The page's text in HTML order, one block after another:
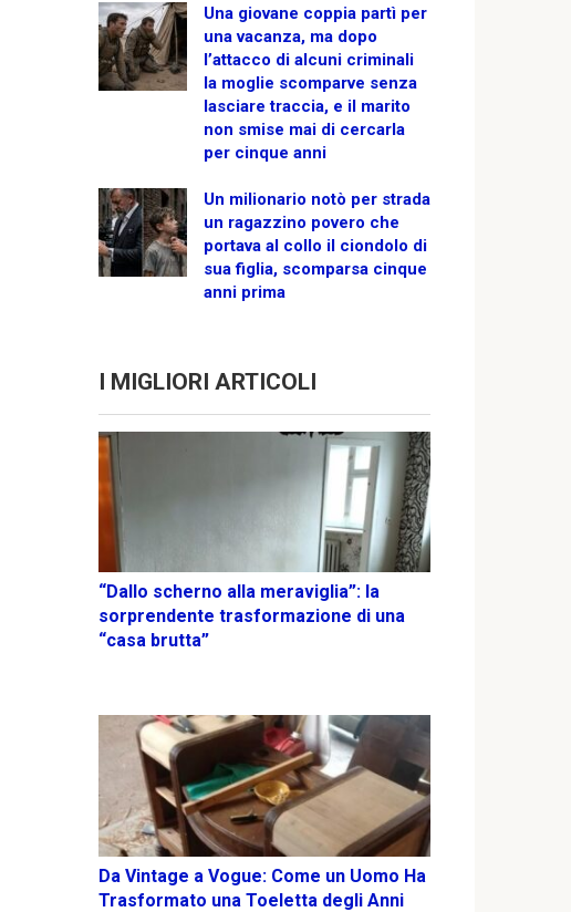
Una giovane coppia partì per
una vacanza, ma dopo
l’attacco di alcuni criminali
la moglie scomparve senza
lasciare traccia, e il marito
non smise mai di cercarla
per cinque anni
Un milionario notò per strada
un ragazzino povero che
portava al collo il ciondolo di
sua figlia, scomparsa cinque
anni prima
I MIGLIORI ARTICOLI
“Dallo scherno alla meraviglia”: la
sorprendente trasformazione di una
“casa brutta”
Da Vintage a Vogue: Come un Uomo Ha
Trasformato una Toeletta degli Anni